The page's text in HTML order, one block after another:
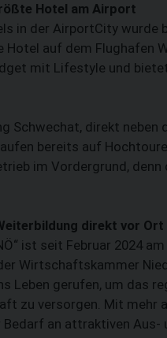
Hotel am Airport
in der AirportCity wurde
auf dem Flughafen
mit Lifestyle und
Schwechat, direkt neben
bereits auf
im Vordergrund, denn
direkt vor Ort
ist seit Februar 2024
Wirtschaftskammer
Leben gerufen, um das
zu versorgen. Mit mehr
an attraktiven